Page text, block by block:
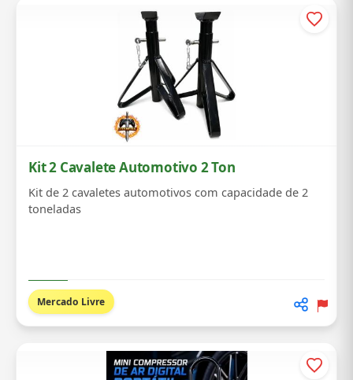
Kit 2 Cavalete Automotivo 2 Ton
Kit de 2 cavaletes automotivos com capacidade de 2
toneladas
Mercado Livre